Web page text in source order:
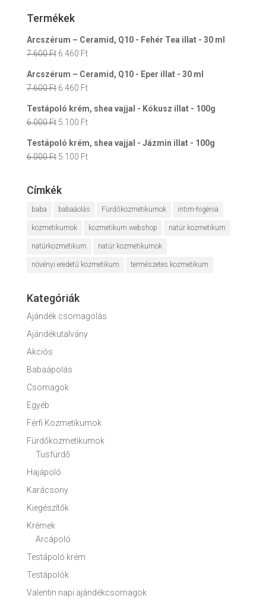
következőre:
Termékek
Arcszérum – Ceramid, Q10 - Fehér Tea illat - 30 ml
7.600Ft Original
was:
7.600 Ft.
6.460 FtCurrent
is:
6.460 Ft.
Arcszérum – Ceramid, Q10 - Eper illat - 30 ml
7.600Ft Original
was:
7.600 Ft.
6.460 FtCurrent
is:
6.460 Ft.
Testápoló krém, shea vajjal - Kókusz illat - 100g
6.000Ft Original
was:
6.000 Ft.
5.100 FtCurrent
is:
5.100 Ft.
Testápoló krém, shea vajjal - Jázmin illat - 100g
6.000Ft Original
6.000 Ft.
5.100 FtCurrent
Címkék
baba babaáolás Fürdőkozmetikumok intim-higénia
kozmetikumok kozmetikum webshop natúr kozmetikum
natúrkozmetikum natúr kozmetikumok
növényi eredetű kozmetikum természetes kozmetikum
Kategóriák
Ajándék csomagolás
Ajándékutalvány
Akciós
Babaápolás
Csomagok
Egyéb
Férfi Kozmetikumok
Fürdőkozmetikumok
Tusfürdő
Hajápoló
Karácsony
Kiegészítők
Krémek
Arcápoló
Testápoló krém
Testápolók
Valentin napi ajándékcsomagok